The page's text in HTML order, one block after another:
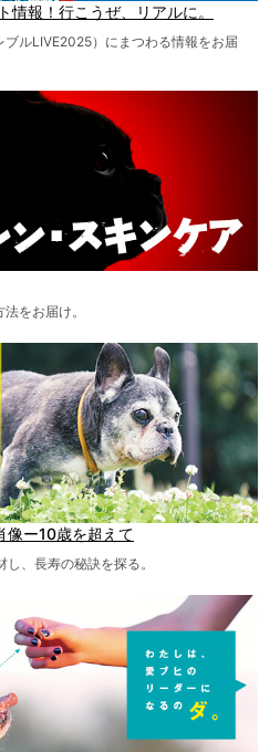
情報！行こうぜ、リアルに。
ルLIVE2025）にまつわる情報をお届
をお届け。
像ー10歳を超えて
、長寿の秘訣を探る。